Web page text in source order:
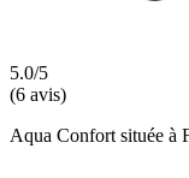
5.0/5
(6 avis)
Aqua Confort située à